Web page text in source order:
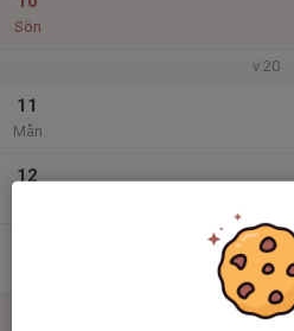
Sön
v.20
11
Mån
12